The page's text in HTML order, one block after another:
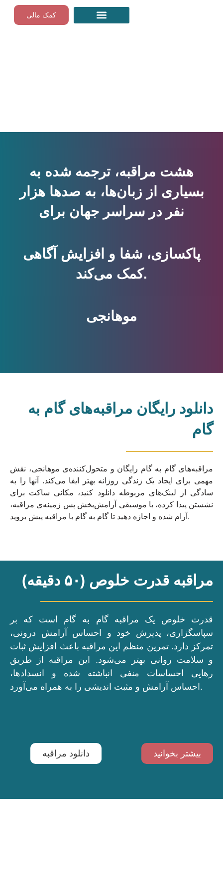
content
کمک مالی
هشت مراقبه، ترجمه شده به
بسیاری از زبان‌ها، به صدها هزار
نفر در سراسر جهان برای
پاکسازی، شفا و افزایش آگاهی
کمک می‌کند.
موهانجی
دانلود رایگان مراقبه‌های گام به
گام
مراقبه‌های گام به گام رایگان و متحول‌کننده‌ی موهانجی، نقش
مهمی برای ایجاد یک زندگی روزانه بهتر ایفا می‌کند. آنها را به
سادگی از لینک‌های مربوطه دانلود کنید، مکانی ساکت برای
نشستن پیدا کرده، با موسیقی آرامش‌بخش پس زمینه‌ی مراقبه،
آرام شده و اجازه دهید تا گام به گام با مراقبه پیش بروید.
مراقبه قدرت خلوص (۵۰ دقیقه)
قدرت خلوص یک مراقبه گام به گام است که بر
سپاسگزاری، پذیرش خود و احساس آرامش درونی،
تمرکز دارد. تمرین منظم این مراقبه باعث افزایش ثبات
و سلامت روانی بهتر می‌شود. این مراقبه از طریق
رهایی احساسات منفی انباشته شده و انسدادها،
احساس آرامش و مثبت اندیشی را به همراه می‌آورد.
دانلود مراقبه بیشتر بخوانید